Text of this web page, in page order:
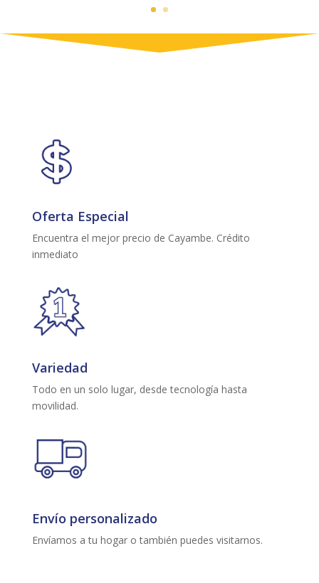
Oferta Especial
Encuentra el mejor precio de Cayambe. Crédito
inmediato
Variedad
Todo en un solo lugar, desde tecnología hasta
movilidad.
Envío personalizado
Envíamos a tu hogar o también puedes visitarnos.